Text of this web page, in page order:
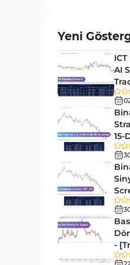
Göstergeleri
Forward
Göstergeleri
Döngüler MT4
Arz ve Talep
Kırılma MT4
Likidite MT4
Day Trading
Eğitimsel MT4
Volatilite MT4
Tersine MT4
Yeni
AI
15-
-